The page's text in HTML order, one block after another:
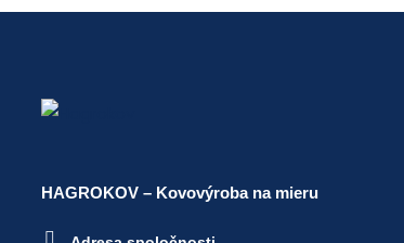
may
chosen
HAGROKOV – Kovovýroba na mieru